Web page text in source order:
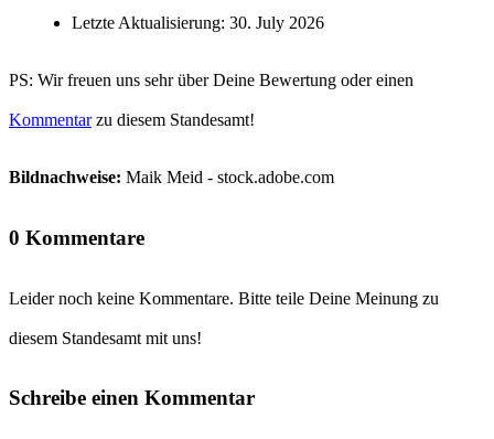
Letzte Aktualisierung: 30. July 2026
PS: Wir freuen uns sehr über Deine Bewertung oder einen
Kommentarzu diesem Standesamt!
Bildnachweise: Maik Meid - stock.adobe.com
0 Kommentare
Leider noch keine Kommentare. Bitte teile Deine Meinung zu
diesem Standesamt mit uns!
Schreibe einen Kommentar